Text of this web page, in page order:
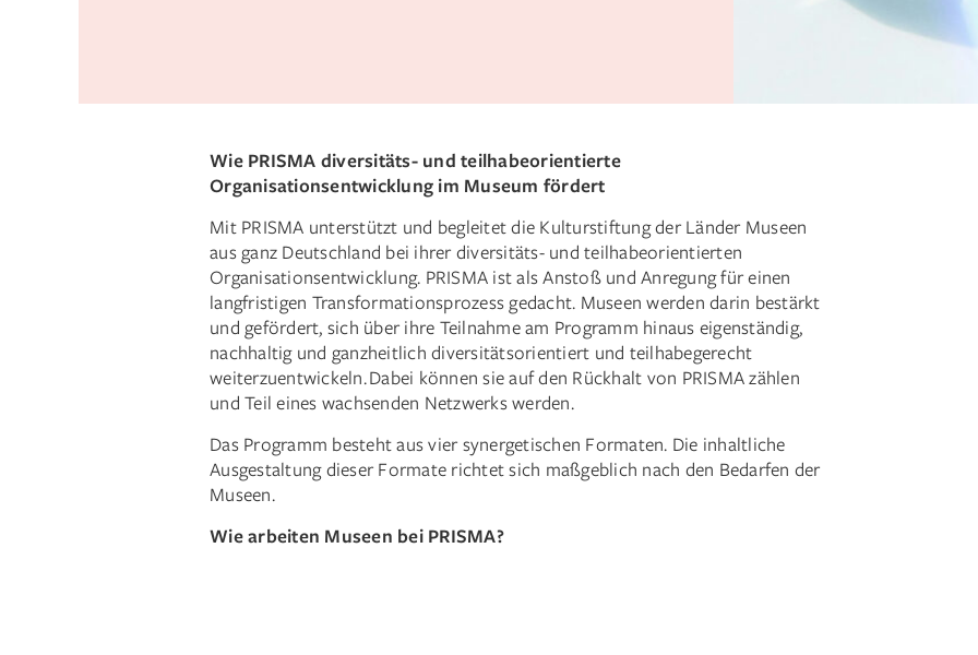
Wie PRISMA diversitäts- und teilhabeorientierte
Organisationsentwicklung im Museum fördert
Mit PRISMA unterstützt und begleitet die Kulturstiftung der Länder Museen
aus ganz Deutschland bei ihrer diversitäts- und teilhabeorientierten
Organisationsentwicklung. PRISMA ist als Anstoß und Anregung für einen
langfristigen Transformationsprozess gedacht. Museen werden darin bestärkt
und gefördert, sich über ihre Teilnahme am Programm hinaus eigenständig,
nachhaltig und ganzheitlich diversitätsorientiert und teilhabegerecht
weiterzuentwickeln. Dabei können sie auf den Rückhalt von PRISMA zählen
und Teil eines wachsenden Netzwerks werden.
Das Programm besteht aus vier synergetischen Formaten. Die inhaltliche
Ausgestaltung dieser Formate richtet sich maßgeblich nach den Bedarfen der
Museen.
Wie arbeiten Museen bei PRISMA?